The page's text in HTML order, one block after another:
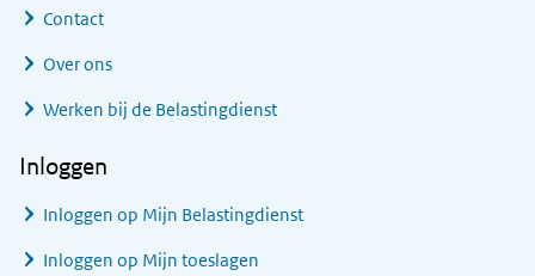
Contact
Over ons
Werken bij de Belastingdienst
Inloggen
Inloggen op Mijn Belastingdienst
Inloggen op Mijn toeslagen